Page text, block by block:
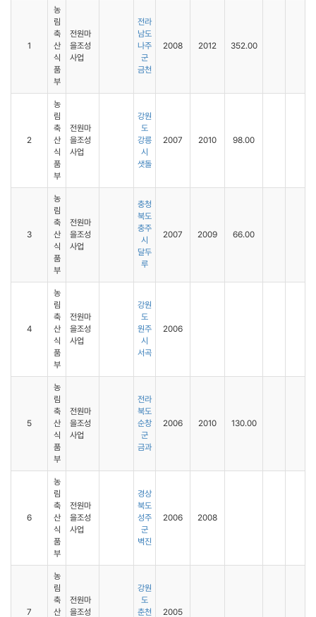
1
농
림
축
산
식
품
부
전원마
을조성
사업
전라
남도
나주
군
금천
2008 2012 352.00
2
농
림
축
산
식
품
부
전원마
을조성
사업
강원
도
강릉
시
샛돌
2007 2010 98.00
3
농
림
축
산
식
품
부
전원마
을조성
사업
충청
북도
충주
시
달두
루
2007 2009 66.00
4
농
림
축
산
식
품
부
전원마
을조성
사업
강원
도
원주
시
서곡
2006
5
농
림
축
산
식
품
부
전원마
을조성
사업
전라
북도
순창
군
금과
2006 2010 130.00
6
농
림
축
산
식
품
부
전원마
을조성
사업
경상
북도
성주
군
벽진
2006 2008
7
농
림
축
산
전원마
을조성
강원
도
춘천
2005